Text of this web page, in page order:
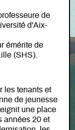
de
d'Aix-
émérite de
(SHS).
les tenants et
de jeunesse
une place
années 20 et